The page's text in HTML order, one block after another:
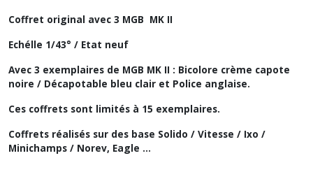
Coffret original avec 3 MGB MK II
Echélle 1/43° / Etat neuf
Avec 3 exemplaires de MGB MK II : Bicolore crème capote
noire / Décapotable bleu clair et Police anglaise.
Ces coffrets sont limités à 15 exemplaires.
Coffrets réalisés sur des base Solido / Vitesse / Ixo /
Minichamps / Norev, Eagle ...